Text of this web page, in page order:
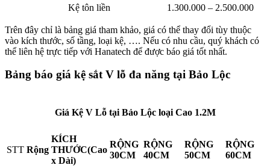
Kệ tôn liền
1.300.000 – 2.500.000
Trên đây chỉ là bảng giá tham khảo, giá có thể thay đổi tùy thuộc
vào kích thước, số tầng, loại kệ, …. Nếu có nhu cầu, quý khách có
thể liên hệ trực tiếp với Hanatech để được báo giá tốt nhất.
Bảng báo giá kệ sắt V lỗ đa năng tại Bảo Lộc
Giá Kệ V Lỗ tại Bảo Lộc loại Cao 1.2M
STT Rộng
KÍCH
THƯỚC(Cao
x Dài)
RỘNG
30CM
RỘNG
40CM
RỘNG
50CM
RỘNG
60CM